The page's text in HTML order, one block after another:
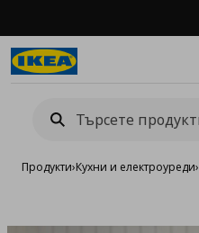
Продукти›Кухни и електроуреди›